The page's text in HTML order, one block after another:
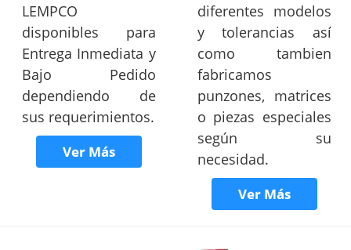
LEMPCO
disponibles para
Entrega Inmediata y
Bajo Pedido
dependiendo de
sus requerimientos.
Ver Más
diferentes modelos
y tolerancias así
como tambien
fabricamos
punzones, matrices
o piezas especiales
según su
necesidad.
Ver Más